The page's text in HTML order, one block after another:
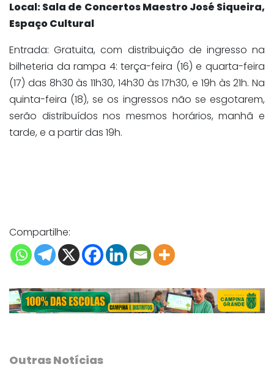
Local: Sala de Concertos Maestro José Siqueira,
Espaço Cultural
Entrada: Gratuita, com distribuição de ingresso na
bilheteria da rampa 4: terça-feira (16) e quarta-feira
(17) das 8h30 às 11h30, 14h30 às 17h30, e 19h às 21h. Na
quinta-feira (18), se os ingressos não se esgotarem,
serão distribuídos nos mesmos horários, manhã e
tarde, e a partir das 19h.
Compartilhe:
Outras Notícias